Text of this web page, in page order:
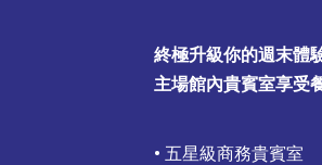
終極升級你的週末體
主場館內貴賓室享受
• 五星級商務貴賓室